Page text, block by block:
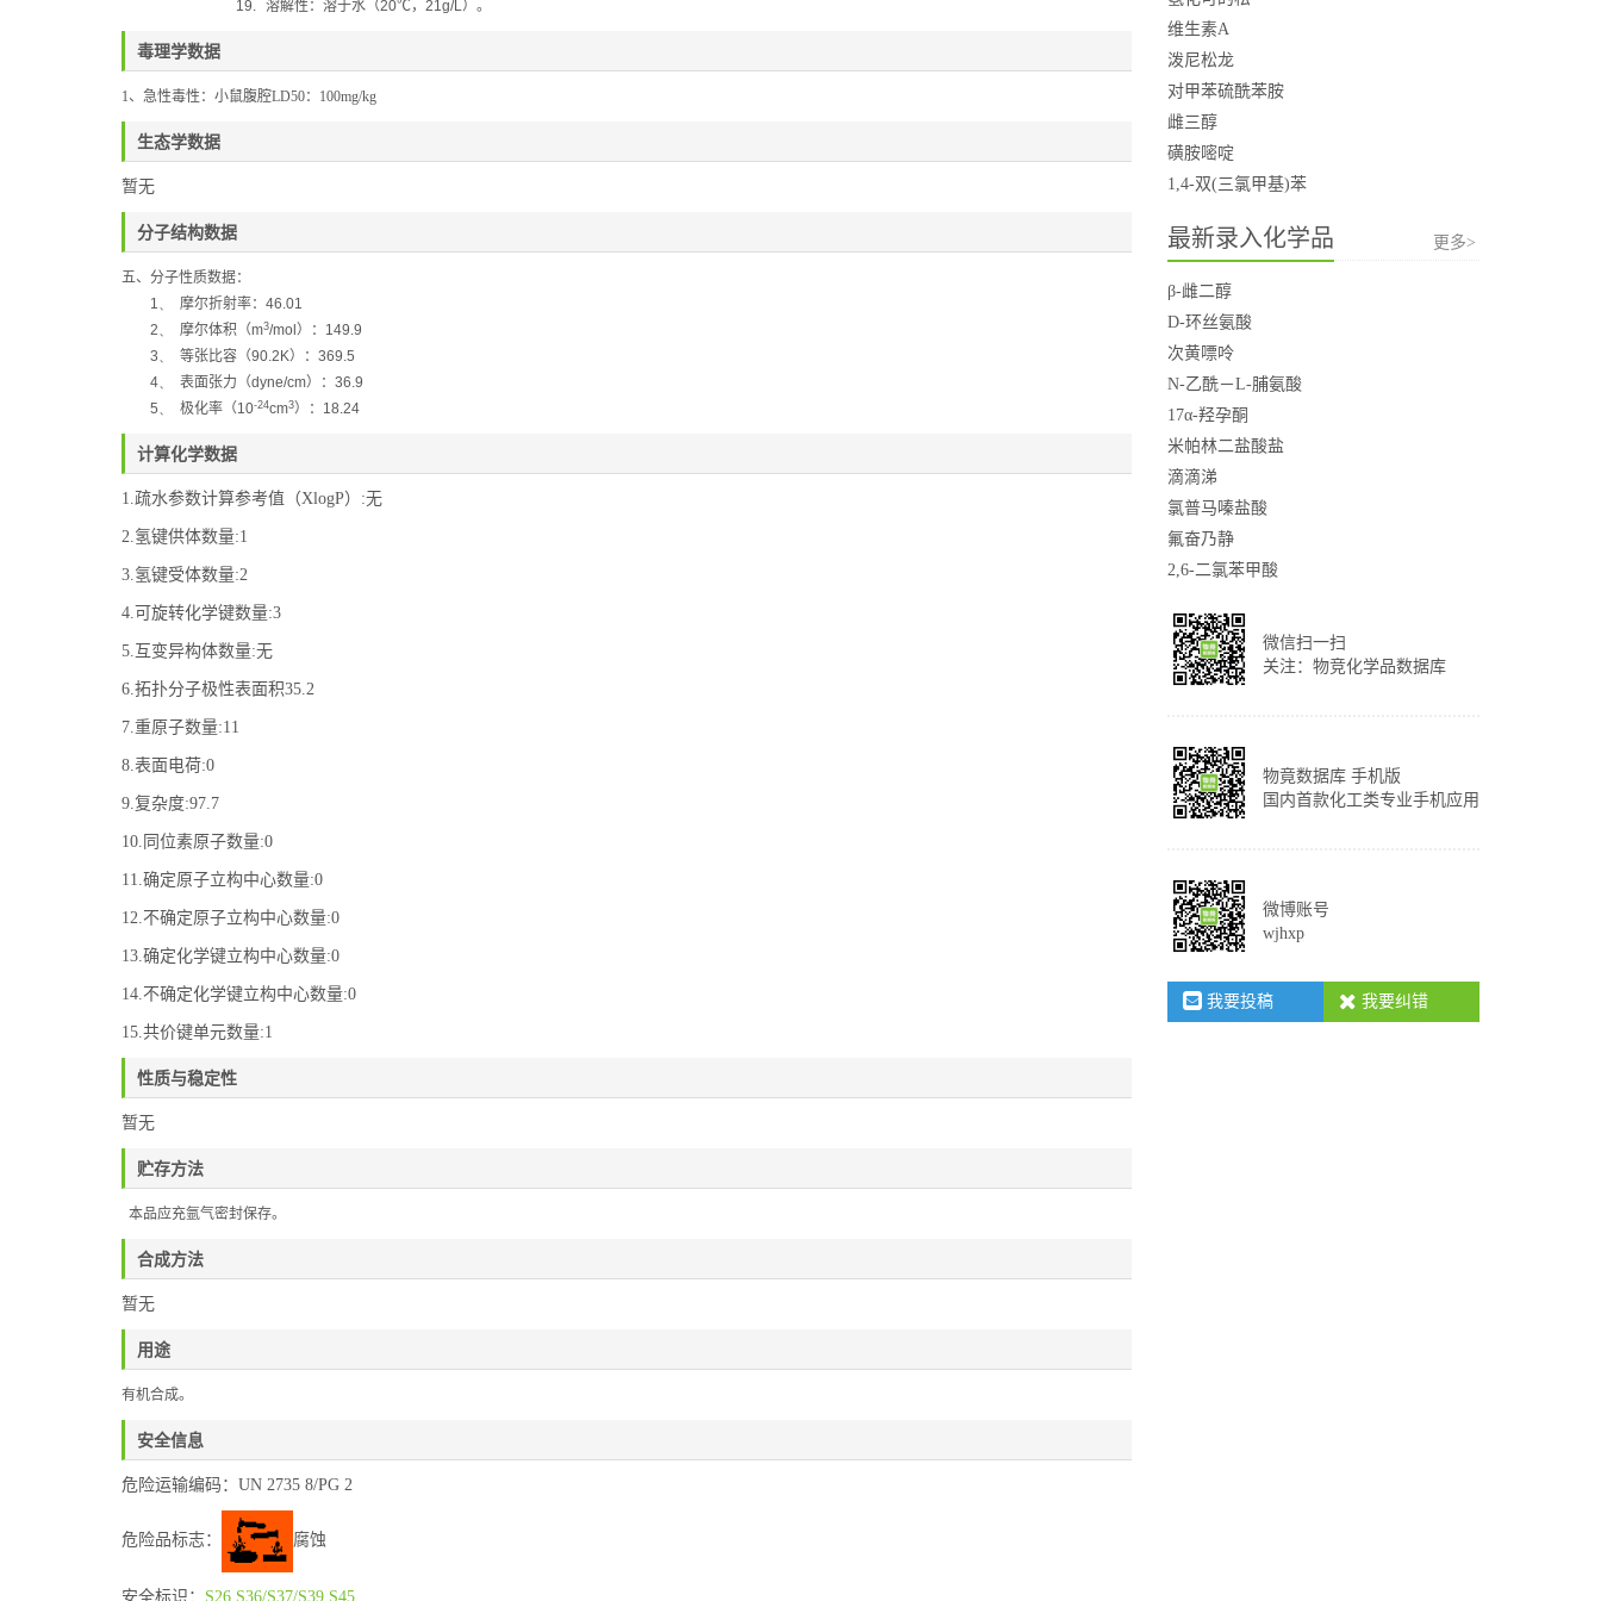
19. 溶解性： 溶于水（20℃， 21g/L）。
毒理学数据
1、急性毒性：小鼠腹腔LD50： 100mg/kg
生态学数据
暂无
分子结构数据
五、分子性质数据：
1、
摩尔折射率： 46.01
2、
摩尔体积（m3/mol ）： 149.9
3、
等张比容（90.2K）： 369.5
4、
表面张力（dyne/cm）： 36.9
5、
极化率 （10-24cm3）： 18.24
计算化学数据
1.疏水参数计算参考值（XlogP）:无
2.氢键供体数量:1
3.氢键受体数量:2
4.可旋转化学键数量:3
5.互变异构体数量:无
6.拓扑分子极性表面积35.2
7.重原子数量:11
8.表面电荷:0
9.复杂度:97.7
10.同位素原子数量:0
11.确定原子立构中心数量:0
12.不确定原子立构中心数量:0
13.确定化学键立构中心数量:0
14.不确定化学键立构中心数量:0
15.共价键单元数量:1
性质与稳定性
暂无
贮存方法
本品应充氩气密封保存。
合成方法
暂无
用途
有机合成。
安全信息
危险运输编码：UN 2735 8/PG 2
危险品标志： 腐蚀
安全标识： S26 S36/S37/S39 S45
维生素A
泼尼松龙
对甲苯硫酰苯胺
雌三醇
磺胺嘧啶
1,4-双(三氯甲基)苯
最新录入化学品 更多>
β-雌二醇
D-环丝氨酸
次黄嘌呤
N-乙酰－L-脯氨酸
17α-羟孕酮
米帕林二盐酸盐
滴滴涕
氯普马嗪盐酸
氟奋乃静
2,6-二氯苯甲酸
微信扫一扫
关注：物竞化学品数据库
物竟数据库 手机版
国内首款化工类专业手机应用
微博账号
wjhxp
我要投稿 我要纠错